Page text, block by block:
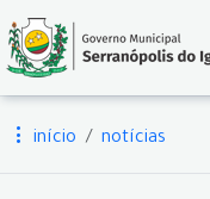
início notícias